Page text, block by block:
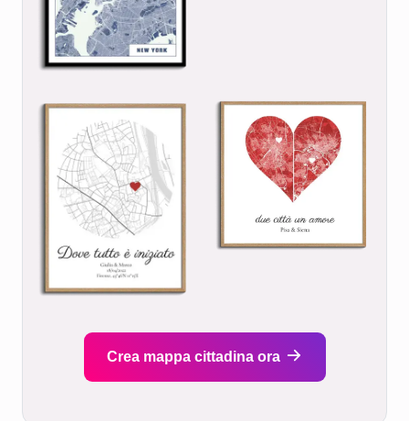
Crea mappa cittadina ora